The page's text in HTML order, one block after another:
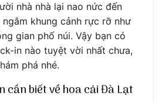
nhà nhà lại nao nức đến
ngắm khung cảnh rực rỡ như
gian phố núi. Vậy bạn có
in nào tuyệt vời nhất chưa,
phá nhé.
cần biết về hoa cải Đà Lạt